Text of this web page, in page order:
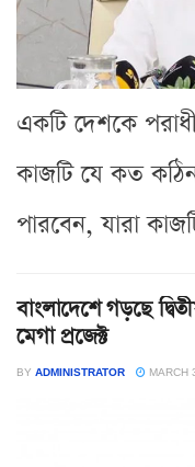
একটি দেশকে
কাজটি যে কত
পারবেন, যারা
বাংলাদেশে গড়ছে
মেগা প্রজেক্ট
BY ADMINISTRATOR MARCH